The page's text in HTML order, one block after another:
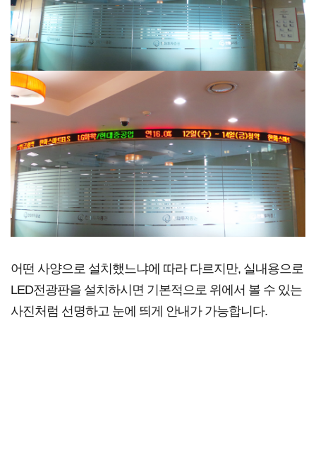
어떤 사양으로 설치했느냐에 따라 다르지만, 실내용으로
LED전광판을 설치하시면 기본적으로 위에서 볼 수 있는
사진처럼 선명하고 눈에 띄게 안내가 가능합니다.